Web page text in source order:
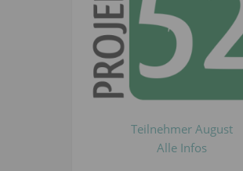
Teilnehmer August
Alle Infos